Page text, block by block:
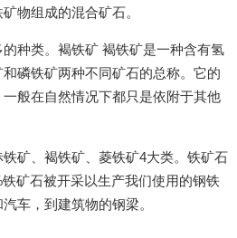
物组成的混合矿石。
种类。褐铁矿 褐铁矿是一种含有氢
磷铁矿两种不同矿石的总称。它的
般在自然情况下都只是依附于其他
矿、褐铁矿、菱铁矿4大类。铁矿石
矿石被开采以生产我们使用的钢铁
车，到建筑物的钢梁。